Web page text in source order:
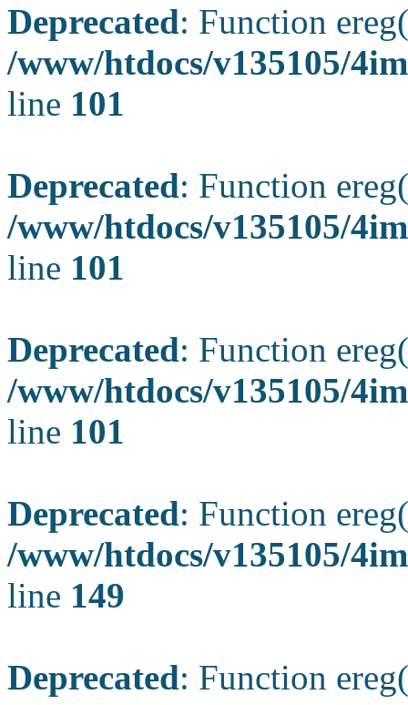
Deprecated: Function
/www/htdocs/v135105/
line 101
Deprecated: Function
/www/htdocs/v135105/
line 101
Deprecated: Function
/www/htdocs/v135105/
line 101
Deprecated: Function
/www/htdocs/v135105/
line 149
Deprecated: Function